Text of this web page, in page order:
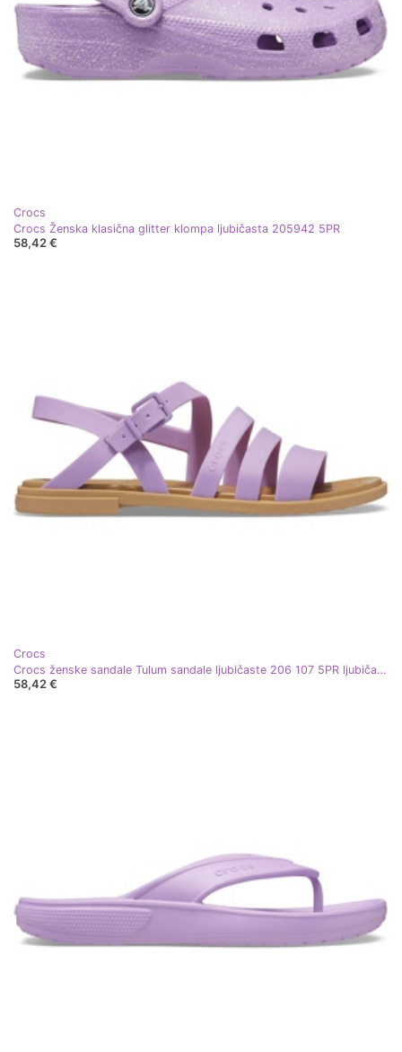
Crocs
Crocs Ženska klasična glitter klompa ljubičasta 205942 5PR
58,42 €
Crocs
Crocs ženske sandale Tulum sandale ljubičaste 206 107 5PR ljubičasta
58,42 €